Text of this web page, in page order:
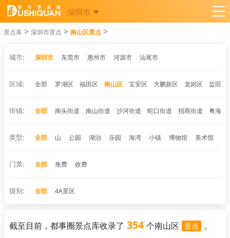
深圳市
景点库 > 深圳市景点 > 南山区景点 >
城市: 深圳市 东莞市 惠州市 河源市 汕尾市
区域: 全部 罗湖区 福田区 南山区 宝安区 大鹏新区 龙岗区 盐田区
街镇: 全部 南头街道 南山街道 沙河街道 蛇口街道 招商街道 粤海街
类型: 全部 山 公园 湖泊 乐园 海湾 小镇 博物馆 美术馆
门票: 全部 免费 收费
级别: 全部 4A景区
截至目前，都事圈景点库收录了 354 个南山区 景点 。